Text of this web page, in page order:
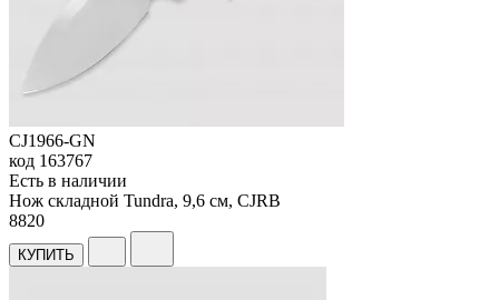
CJ1966-GN
код 163767
Есть в наличии
Нож складной Tundra, 9,6 см, CJRB
8820
КУПИТЬ